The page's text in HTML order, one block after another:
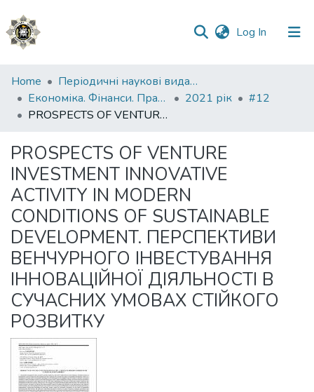
Log In (current)
Communities
&
Collections
Statistics
Home
Періодичні наукові видання НАВС
Економіка. Фінанси. Право.
2021 рік
#12
PROSPECTS OF VENTURE INVESTMENT INNOVATIVE ACTIVITY IN MODERN CONDITIONS OF SUSTAINABLE DEVELOPMENT. ПЕРСПЕКТИВИ ВЕНЧУРНОГО ІНВЕСТУВАННЯ ІННОВАЦІЙНОЇ ДІЯЛЬНОСТІ В СУЧАСНИХ УМОВАХ СТІЙКОГО РОЗВИТКУ
PROSPECTS OF VENTURE
INVESTMENT INNOVATIVE
ACTIVITY IN MODERN
CONDITIONS OF SUSTAINABLE
DEVELOPMENT. ПЕРСПЕКТИВИ
ВЕНЧУРНОГО ІНВЕСТУВАННЯ
ІННОВАЦІЙНОЇ ДІЯЛЬНОСТІ В
СУЧАСНИХ УМОВАХ СТІЙКОГО
РОЗВИТКУ